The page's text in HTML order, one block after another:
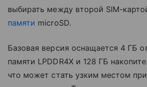
выбирать между второй SIM-
памяти microSD.
Базовая версия оснащается 4 ГБ
памяти LPDDR4X и 128 ГБ
что может стать узким местом